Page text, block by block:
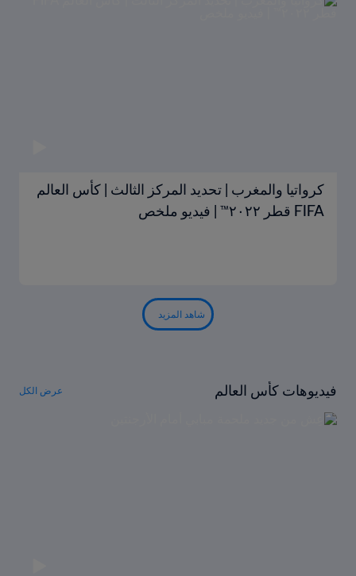
كرواتيا والمغرب | تحديد المركز الثالث | كأس العالم
FIFA قطر ٢٠٢٢™ | فيديو ملخص
شاهد المزيد
فيديوهات كأس العالم عرض الكل